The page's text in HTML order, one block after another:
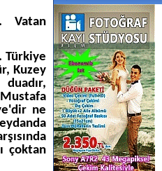
Vatan
Türkiye
Kuzey
ne
çoktan